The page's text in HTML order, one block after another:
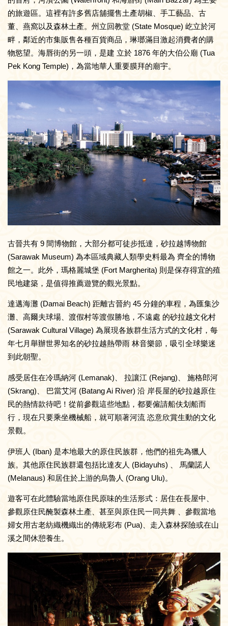
的旅遊區。這裡有許多舊店舖擺售土產胡椒、手工藝品、古
董、燕窩以及森林土產。州立回教堂 (State Mosque) 屹立於河
畔，鄰近的市集販售各種百貨商品，琳瑯滿目激起消費者的購
物慾望。海唇街的另一頭，是建 立於 1876 年的大伯公廟 (Tua
Pek Kong Temple)，為當地華人重要膜拜的廟宇。
古晉共有 9 間博物館，大部分都可徒步抵達，砂拉越博物館
(Sarawak Museum) 為本區域典藏人類學史料最為 齊全的博物
館之一。此外，瑪格麗城堡 (Fort Margherita) 則是保存得宜的殖
民地建築，是值得推薦遊覽的觀光景點。
達邁海灘 (Damai Beach) 距離古晉約 45 分鐘的車程，為匯集沙
灘、高爾夫球場、渡假村等渡假勝地，不遠處 的砂拉越文化村
(Sarawak Cultural Village) 為展現各族群生活方式的文化村，每
年七月舉辦世界知名的砂拉越熱帶雨 林音樂節，吸引全球樂迷
到此朝聖。
感受居住在冷瑪納河 (Lemanak)、 拉讓江 (Rejang)、 施格郎河
(Skrang)、 巴當艾河 (Batang Ai River) 沿 岸長屋的砂拉越原住
民的熱情款待吧！從前參觀這些地點，都要僱請船伕划船而
行，現在只要乘坐機械船，就可順著河流 恣意欣賞生動的文化
景觀。
伊班人 (Iban) 是本地最大的原住民族群，他們的祖先為獵人
族。其他原住民族群還包括比達友人 (Bidayuhs) 、 馬蘭諾人
(Melanaus) 和居住於上游的烏魯人 (Orang Ulu)。
遊客可在此體驗當地原住民原味的生活形式：居住在長屋中、
參觀原住民醃製森林土產、甚至與原住民一同共舞 、參觀當地
婦女用古老紡織機織出的傳統彩布 (Pua)、走入森林探險或在山
溪之間休憩養生。